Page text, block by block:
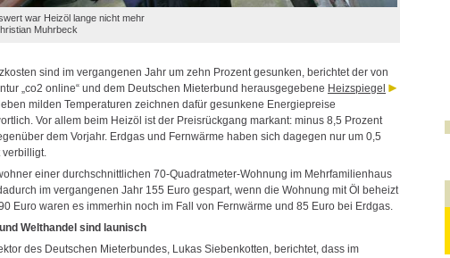
war Heizöl lange nicht mehr
Muhrbeck
sind im vergangenen Jahr um zehn Prozent gesunken, berichtet der von
„co2 online“ und dem Deutschen Mieterbund herausgegebene Heizspiegel
milden Temperaturen zeichnen dafür gesunkene Energiepreise
Vor allem beim Heizöl ist der Preisrückgang markant: minus 8,5 Prozent
dem Vorjahr. Erdgas und Fernwärme haben sich dagegen nur um 0,5
verbilligt.
einer durchschnittlichen 70-Quadratmeter-Wohnung im Mehrfamilienhaus
im vergangenen Jahr 155 Euro gespart, wenn die Wohnung mit Öl beheizt
Euro waren es immerhin noch im Fall von Fernwärme und 85 Euro bei Erdgas.
Welthandel sind launisch
des Deutschen Mieterbundes, Lukas Siebenkotten, berichtet, dass im